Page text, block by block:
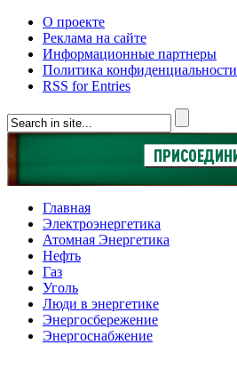
О проекте
Реклама на сайте
Информационные партнеры
Политика конфиденциальности
RSS for Entries
Главная
Электроэнергетика
Атомная Энергетика
Нефть
Газ
Уголь
Люди в энергетике
Энергосбережение
Энергоснабжение